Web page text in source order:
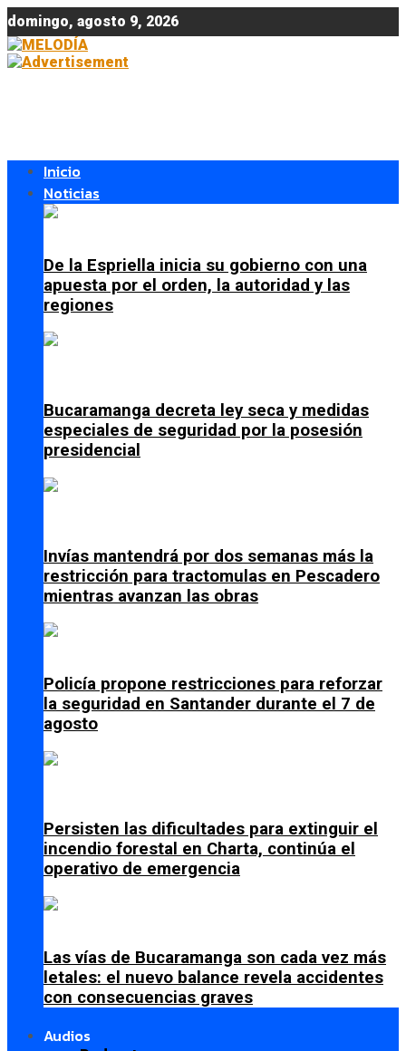
domingo, agosto 9, 2026
Inicio
Noticias
De la Espriella inicia su gobierno con una
apuesta por el orden, la autoridad y las
regiones
Bucaramanga decreta ley seca y medidas
especiales de seguridad por la posesión
presidencial
Invías mantendrá por dos semanas más la
restricción para tractomulas en Pescadero
mientras avanzan las obras
Policía propone restricciones para reforzar
la seguridad en Santander durante el 7 de
agosto
Persisten las dificultades para extinguir el
incendio forestal en Charta, continúa el
operativo de emergencia
Las vías de Bucaramanga son cada vez más
letales: el nuevo balance revela accidentes
con consecuencias graves
Audios